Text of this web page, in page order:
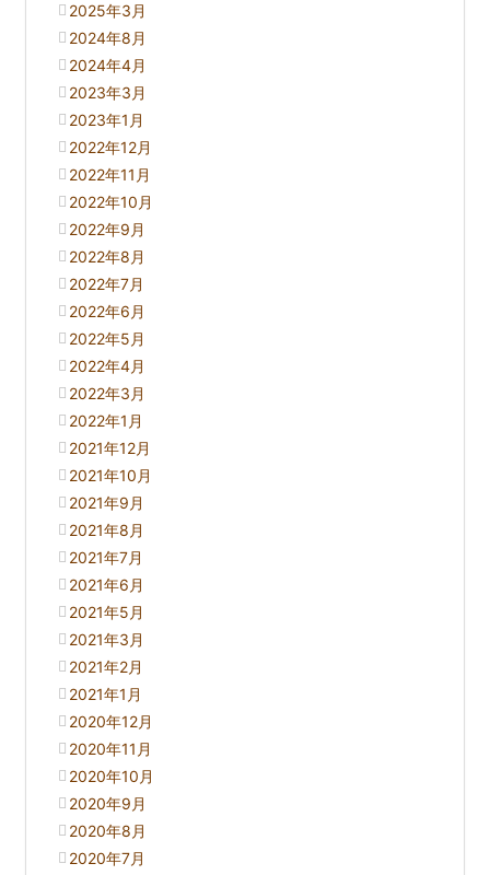
2025年3月
2024年8月
2024年4月
2023年3月
2023年1月
2022年12月
2022年11月
2022年10月
2022年9月
2022年8月
2022年7月
2022年6月
2022年5月
2022年4月
2022年3月
2022年1月
2021年12月
2021年10月
2021年9月
2021年8月
2021年7月
2021年6月
2021年5月
2021年3月
2021年2月
2021年1月
2020年12月
2020年11月
2020年10月
2020年9月
2020年8月
2020年7月